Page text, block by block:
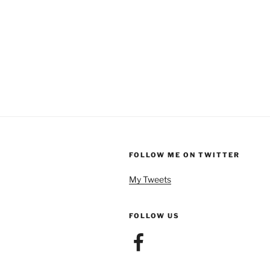
FOLLOW ME ON TWITTER
My Tweets
FOLLOW US
Facebook